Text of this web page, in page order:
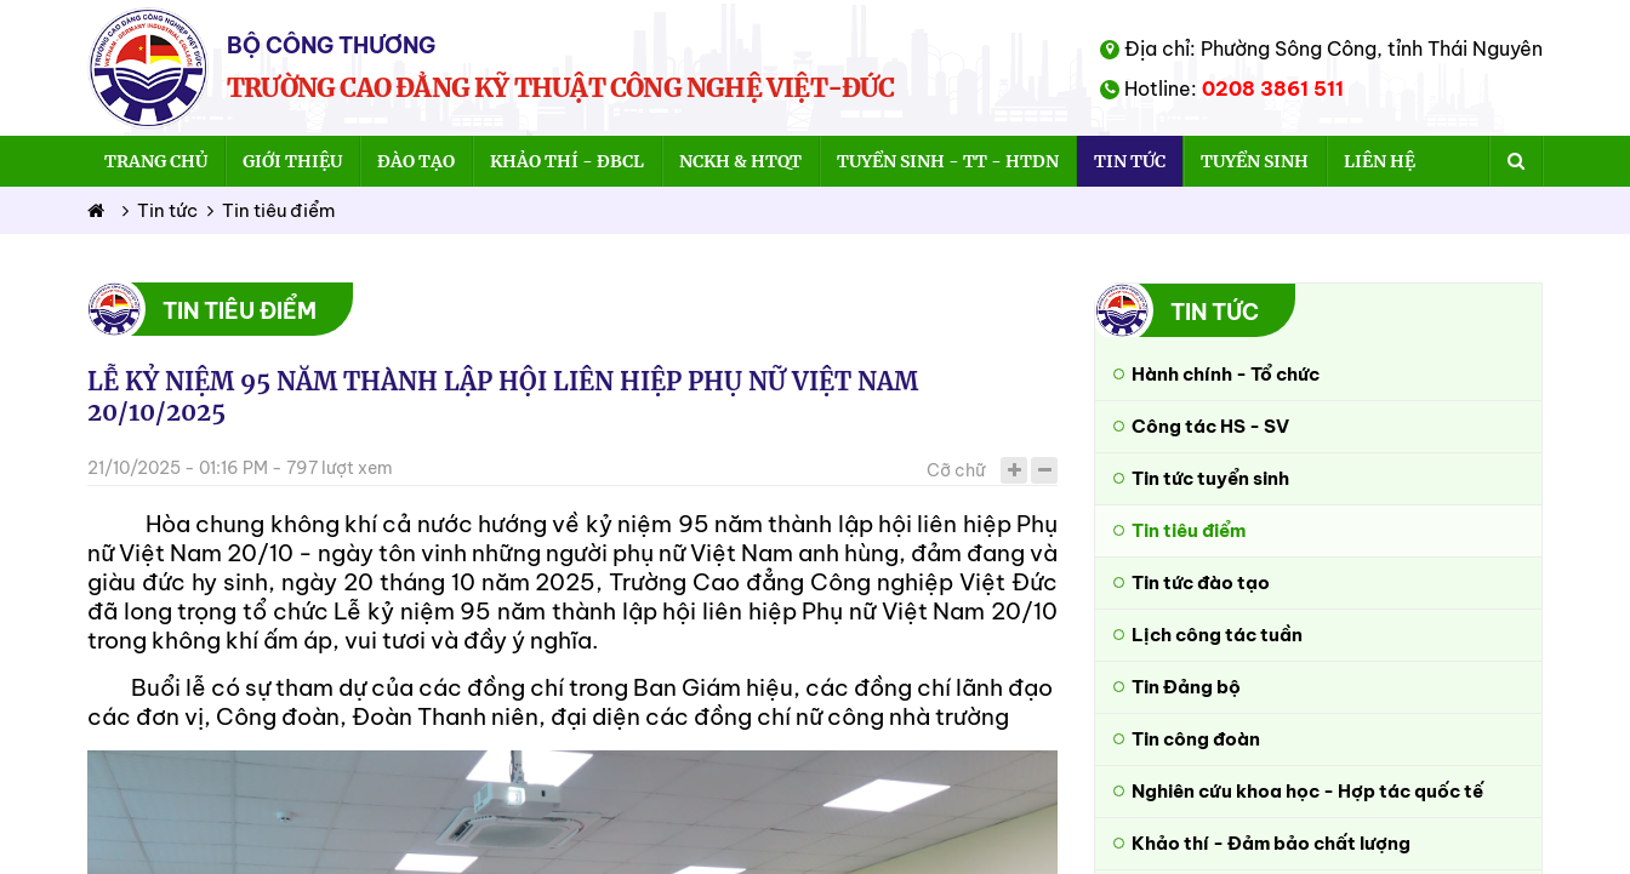
BỘ CÔNG THƯƠNG
TRƯỜNG CAO ĐẲNG KỸ THUẬT CÔNG NGHỆ VIỆT-ĐỨC
Địa chỉ: Phường Sông Công, tỉnh Thái Nguyên
Hotline: 0208 3861 511
TRANG CHỦ GIỚI THIỆU ĐÀO TẠO KHẢO THÍ - ĐBCL NCKH & HTQT TUYỂN SINH - TT - HTDN TIN TỨC TUYỂN SINH LIÊN HỆ
Tin tức Tin tiêu điểm
TIN TIÊU ĐIỂM
LỄ KỶ NIỆM 95 NĂM THÀNH LẬP HỘI LIÊN HIỆP PHỤ NỮ VIỆT NAM
20/10/2025
21/10/2025 - 01:16 PM - 797 lượt xem Cỡ chữ
Hòa chung không khí cả nước hướng về kỷ niệm 95 năm thành lập hội liên hiệp Phụ
nữ Việt Nam 20/10 - ngày tôn vinh những người phụ nữ Việt Nam anh hùng, đảm đang và
giàu đức hy sinh, ngày 20 tháng 10 năm 2025, Trường Cao đẳng Công nghiệp Việt Đức
đã long trọng tổ chức Lễ kỷ niệm 95 năm thành lập hội liên hiệp Phụ nữ Việt Nam 20/10
trong không khí ấm áp, vui tươi và đầy ý nghĩa.
Buổi lễ có sự tham dự của các đồng chí trong Ban Giám hiệu, các đồng chí lãnh đạo
các đơn vị, Công đoàn, Đoàn Thanh niên, đại diện các đồng chí nữ công nhà trường
TIN TỨC
Hành chính - Tổ chức
Công tác HS - SV
Tin tức tuyển sinh
Tin tiêu điểm
Tin tức đào tạo
Lịch công tác tuần
Tin Đảng bộ
Tin công đoàn
Nghiên cứu khoa học - Hợp tác quốc tế
Khảo thí - Đảm bảo chất lượng